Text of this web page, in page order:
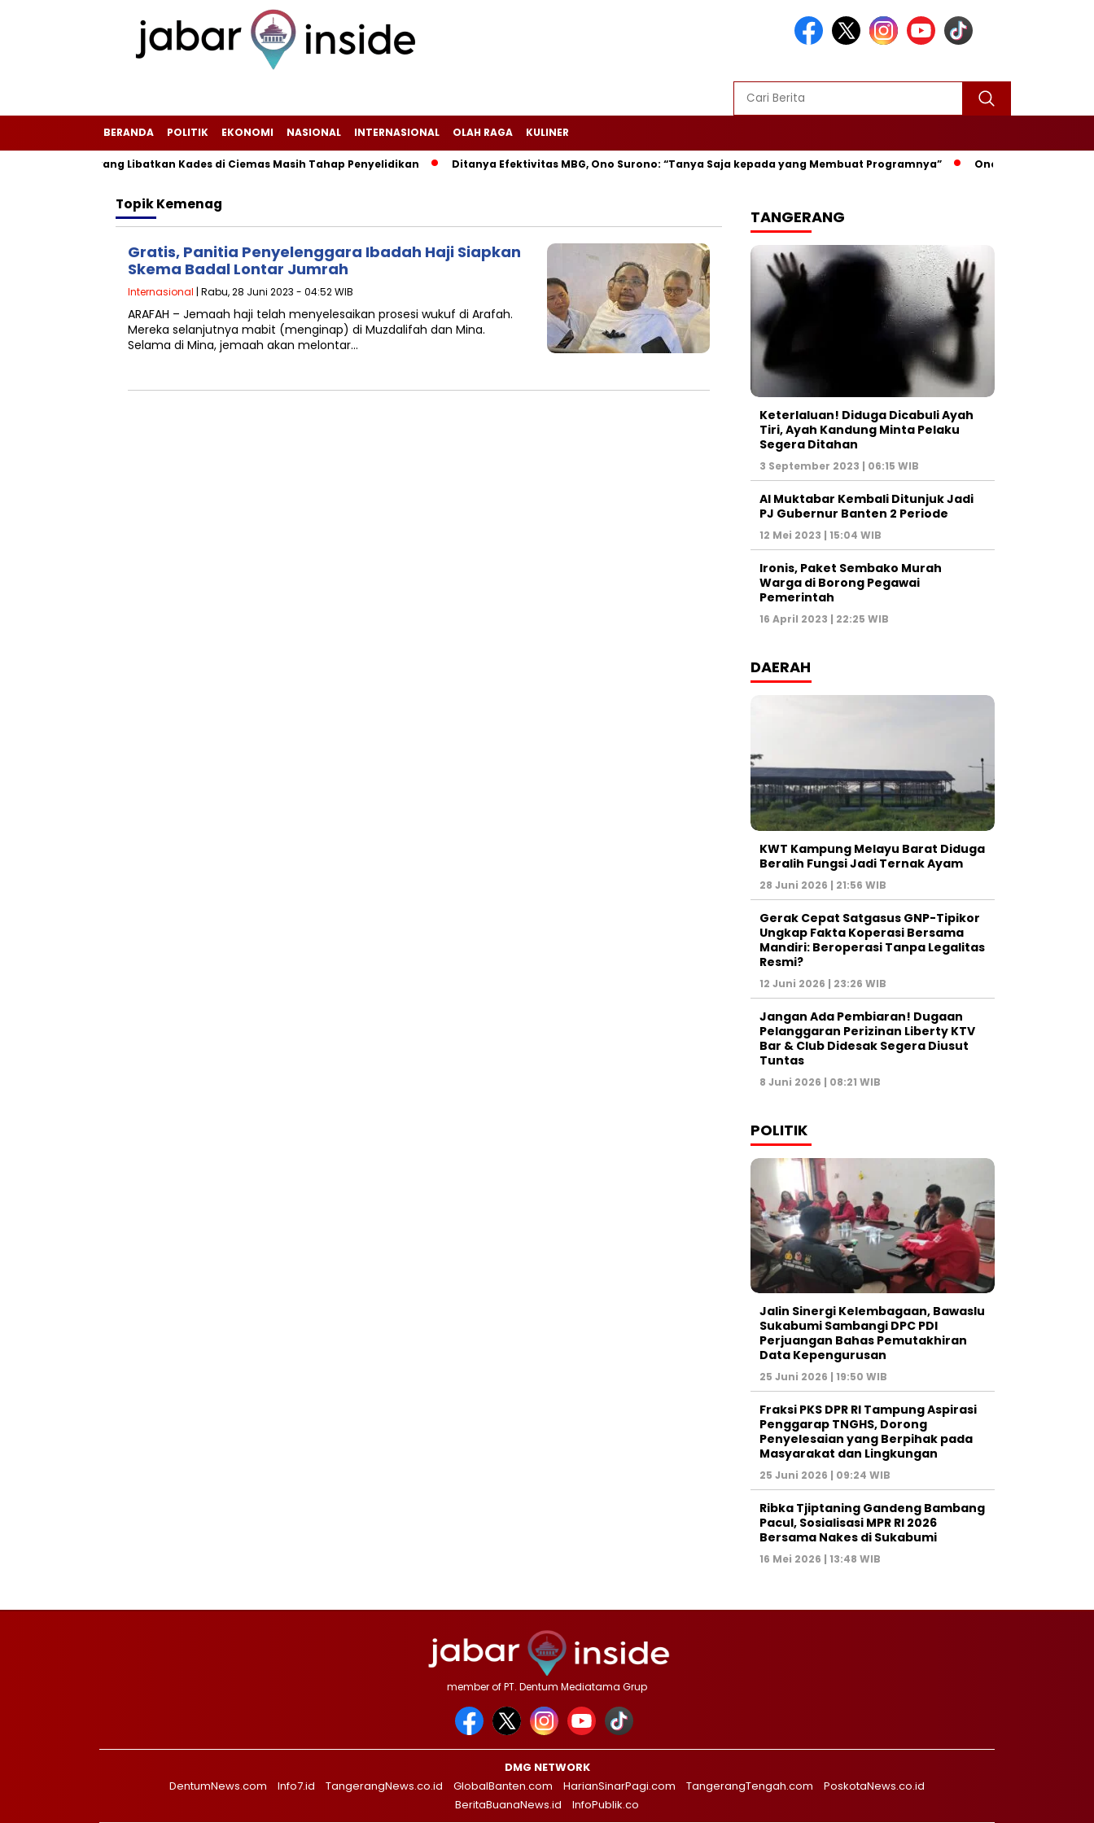
BERANDA POLITIK EKONOMI NASIONAL INTERNASIONAL OLAH RAGA KULINER
Kasus yang Libatkan Kades di Ciemas Masih Tahap Penyelidikan ‎Ditanya Efektivitas MBG, Ono Surono: “Tanya Saja kepada yang Membuat Programnya”‎ Once Mekel Guncang
TopikKemenag
Gratis, Panitia Penyelenggara Ibadah Haji Siapkan
Skema Badal Lontar Jumrah
Internasional | Rabu, 28 Juni 2023 - 04:52 WIB
ARAFAH – Jemaah haji telah menyelesaikan prosesi wukuf di Arafah.
Mereka selanjutnya mabit (menginap) di Muzdalifah dan Mina.
Selama di Mina, jemaah akan melontar…
TANGERANG
Keterlaluan! Diduga Dicabuli Ayah
Tiri, Ayah Kandung Minta Pelaku
Segera Ditahan
3 September 2023 | 06:15 WIB
Al Muktabar Kembali Ditunjuk Jadi
PJ Gubernur Banten 2 Periode
12 Mei 2023 | 15:04 WIB
Ironis, Paket Sembako Murah
Warga di Borong Pegawai
Pemerintah
16 April 2023 | 22:25 WIB
DAERAH
KWT Kampung Melayu Barat Diduga
Beralih Fungsi Jadi Ternak Ayam
28 Juni 2026 | 21:56 WIB
Gerak Cepat Satgasus GNP-Tipikor
Ungkap Fakta Koperasi Bersama
Mandiri: Beroperasi Tanpa Legalitas
Resmi?
12 Juni 2026 | 23:26 WIB
Jangan Ada Pembiaran! Dugaan
Pelanggaran Perizinan Liberty KTV
Bar & Club Didesak Segera Diusut
Tuntas
8 Juni 2026 | 08:21 WIB
POLITIK
Jalin Sinergi Kelembagaan, Bawaslu
Sukabumi Sambangi DPC PDI
Perjuangan Bahas Pemutakhiran
Data Kepengurusan
25 Juni 2026 | 19:50 WIB
‎Fraksi PKS DPR RI Tampung Aspirasi
Penggarap TNGHS, Dorong
Penyelesaian yang Berpihak pada
Masyarakat dan Lingkungan‎
25 Juni 2026 | 09:24 WIB
Ribka Tjiptaning Gandeng Bambang
Pacul, Sosialisasi MPR RI 2026
Bersama Nakes di Sukabumi
16 Mei 2026 | 13:48 WIB
member of PT. Dentum Mediatama Grup
DMG NETWORK
DentumNews.com
Info7.id TangerangNews.co.id GlobalBanten.com HarianSinarPagi.com TangerangTengah.com
PoskotaNews.co.id
BeritaBuanaNews.id
InfoPublik.co